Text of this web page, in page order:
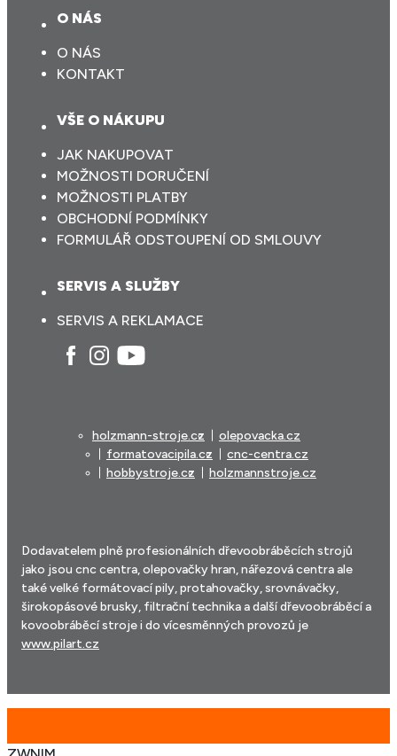
O NÁS
O NÁS
KONTAKT
VŠE O NÁKUPU
JAK NAKUPOVAT
MOŽNOSTI DORUČENÍ
MOŽNOSTI PLATBY
OBCHODNÍ PODMÍNKY
FORMULÁŘ ODSTOUPENÍ OD SMLOUVY
SERVIS A SLUŽBY
SERVIS A REKLAMACE
holzmann-stroje.cz
olepovacka.cz
formatovacipila.cz
cnc-centra.cz
hobbystroje.cz
holzmannstroje.cz
Dodavatelem plně profesionálních dřevoobráběcích strojů
jako jsou cnc centra, olepovačky hran, nářezová centra ale
také velké formátovací pily, protahovačky, srovnávačky,
širokopásové brusky, filtrační technika a další dřevoobráběcí a
kovoobráběcí stroje i do vícesměnných provozů je
www.pilart.cz